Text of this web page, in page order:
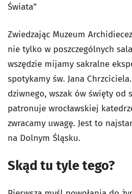
Świata”
Zwiedzając Muzeum
nie tylko w poszczególnych
wszędzie mijamy sakralne
spotykamy św. Jana
dziwnego, wszak ów święty od
patronuje wrocławskiej
zwracamy uwagę. Jest to
na Dolnym Śląsku.
Skąd tu tyle tego?